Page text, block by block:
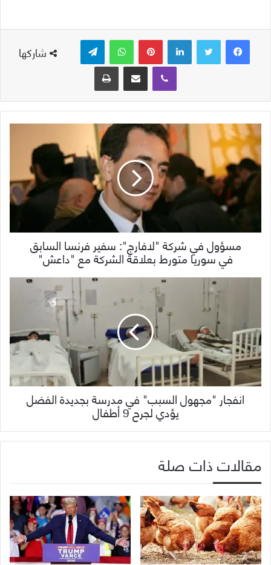
شاركها
لينكدإن بينتيريست واتساب
ڤايبر
مشاركة عبر البريد طباعة
مسؤول في شركة "لافارج": سفير فرنسا السابق
في سوريا متورط بعلاقة الشركة مع "داعش"
انفجار "مجهول السبب" في مدرسة بجديدة الفضل
يؤدي لجرح 9 أطفال
مقالات ذات صلة